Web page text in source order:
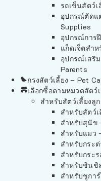
รถเข็นสัตว์
อุปกรณ์ตัดแ
Supplies
อุปกรณ์การ
แก็ดเจ็ตสำ
อุปกรณ์เสริ
Parents
กรงสัตว์เลี้ยง – Pet
เลือกซื้อตามหมวดสัตว์
สำหรับสัตว์เลี้ยงลู
สำหรับสัตว์
สำหรับสุนัข
สำหรับแมว
สำหรับกระ
สำหรับกระ
สำหรับชินชิ
สำหรับชูกา